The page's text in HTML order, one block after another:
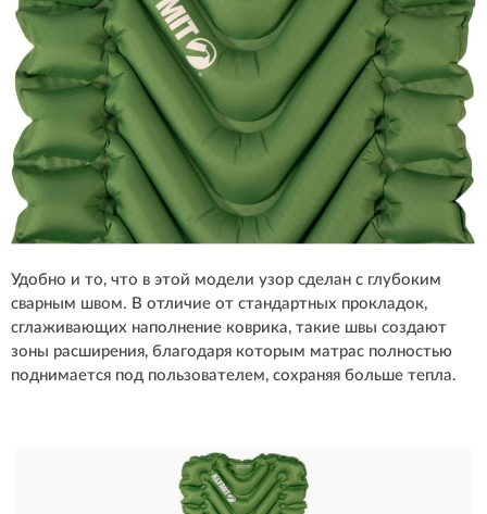
Удобно и то, что в этой модели узор сделан с глубоким
сварным швом. В отличие от стандартных прокладок,
сглаживающих наполнение коврика, такие швы создают
зоны расширения, благодаря которым матрас полностью
поднимается под пользователем, сохраняя больше тепла.